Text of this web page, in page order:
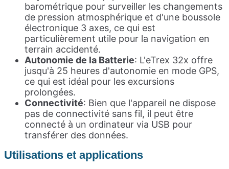
barométrique pour surveiller les changements
de pression atmosphérique et d'une boussole
électronique 3 axes, ce qui est
particulièrement utile pour la navigation en
terrain accidenté.
Autonomie de la Batterie: L'eTrex 32x offre
jusqu'à 25 heures d'autonomie en mode GPS,
ce qui est idéal pour les excursions
prolongées.
Connectivité: Bien que l'appareil ne dispose
pas de connectivité sans fil, il peut être
connecté à un ordinateur via USB pour
transférer des données.
Utilisations et applications